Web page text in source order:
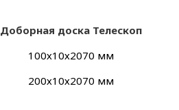
Доборная доска Телескоп
100х10х2070 мм
200х10х2070 мм